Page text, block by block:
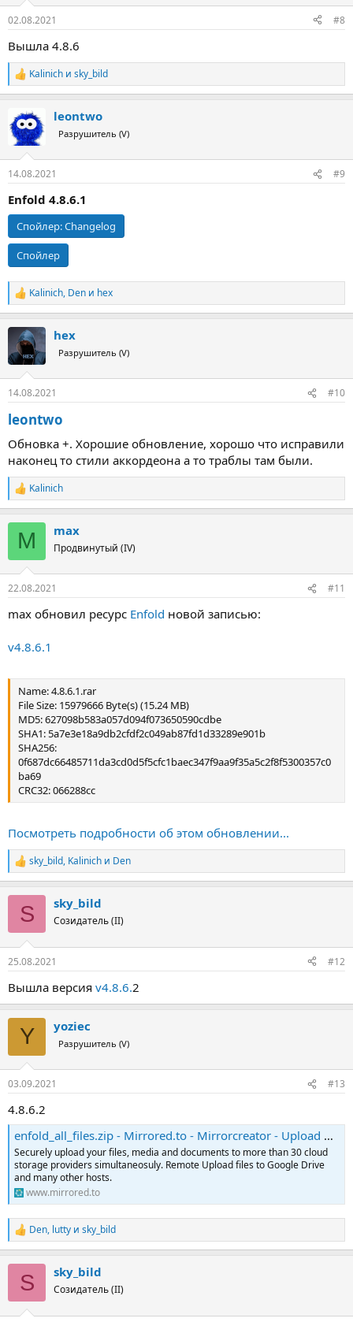
02.08.2021 #8
Вышла 4.8.6
Р
е
к
ц
и
Kalinich и sky_bild
leontwo
Разрушитель (V)
14.08.2021 #9
Enfold 4.8.6.1
Спойлер:Changelog
Спойлер
Р
е
ц
и
Kalinich, Den и hex
hex
Разрушитель (V)
14.08.2021 #10
leontwo
Обновка +. Хорошие обновление, хорошо что исправили
наконец то стили аккордеона а то траблы там были.
Р
е
Kalinich
M max
Продвинутый (IV)
22.08.2021 #11
max обновил ресурс Enfold новой записью:
v4.8.6.1
Name: 4.8.6.1.rar
File Size: 15979666 Byte(s) (15.24 MB)
MD5: 627098b583a057d094f073650590cdbe
SHA1: 5a7e3e18a9db2cfdf2c049ab87fd1d33289e901b
SHA256:
0f687dc66485711da3cd0d5f5cfc1baec347f9aa9f35a5c2f8f5300357c0
ba69
CRC32: 066288cc
Посмотреть подробности об этом обновлении...
Р
е
sky_bild, Kalinich и Den
S sky_bild
Созидатель (II)
25.08.2021 #12
Вышла версия v4.8.6.2
Y yoziec
Разрушитель (V)
03.09.2021 #13
4.8.6.2
enfold_all_files.zip - Mirrored.to - Mirrorcreator - Upload files to multiple hosts
Securely upload your files, media and documents to more than 30 cloud
storage providers simultaneosuly. Remote Upload files to Google Drive
and many other hosts.
www.mirrored.to
Р
е
Den, lutty и sky_bild
S sky_bild
Созидатель (II)